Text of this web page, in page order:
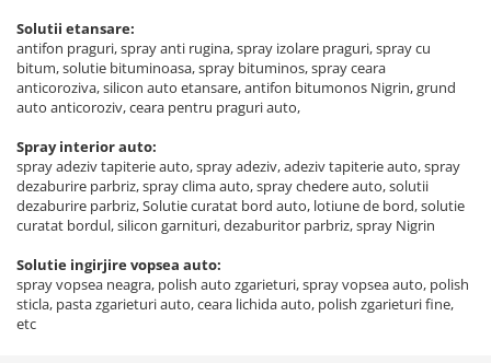
Solutii etansare:
antifon praguri, spray anti rugina, spray izolare praguri, spray cu
bitum, solutie bituminoasa, spray bituminos, spray ceara
anticoroziva, silicon auto etansare, antifon bitumonos Nigrin, grund
auto anticoroziv, ceara pentru praguri auto,
Spray interior auto:
spray adeziv tapiterie auto, spray adeziv, adeziv tapiterie auto, spray
dezaburire parbriz, spray clima auto, spray chedere auto, solutii
dezaburire parbriz, Solutie curatat bord auto, lotiune de bord, solutie
curatat bordul, silicon garnituri, dezaburitor parbriz, spray Nigrin
Solutie ingirjire vopsea auto:
spray vopsea neagra, polish auto zgarieturi, spray vopsea auto, polish
sticla, pasta zgarieturi auto, ceara lichida auto, polish zgarieturi fine,
etc